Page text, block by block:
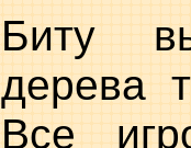
Биту
дерева
Все